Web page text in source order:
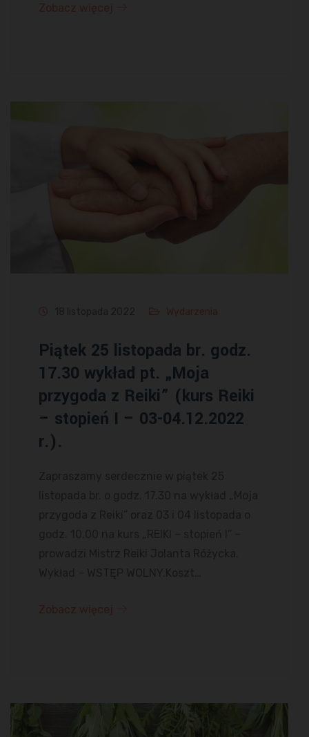
Zobacz więcej
Wydarzenia
Piątek 25 listopada br. godz.
17.30 wykład pt. „Moja
przygoda z Reiki” (kurs Reiki
– stopień I – 03-04.12.2022
r.).
Zobacz więcej